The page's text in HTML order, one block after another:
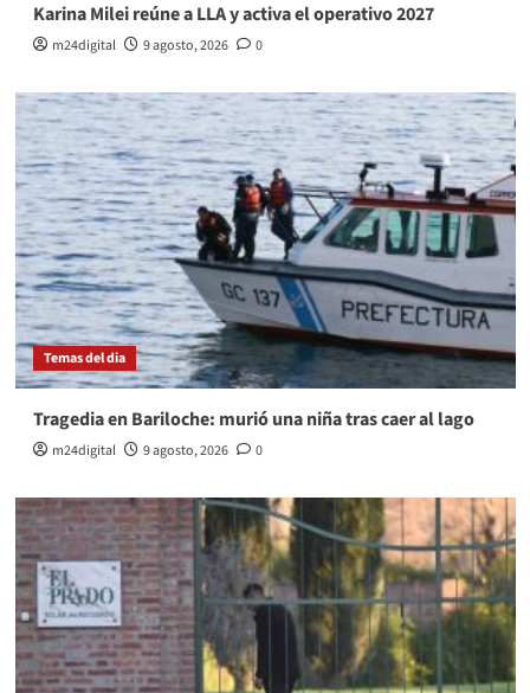
Karina Milei reúne a LLA y activa el operativo 2027
m24digital 9 agosto, 2026 0
Temas del dia
Tragedia en Bariloche: murió una niña tras caer al lago
m24digital 9 agosto, 2026 0